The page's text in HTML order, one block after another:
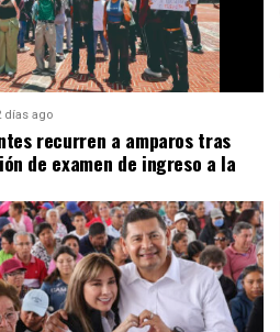
días ago
recurren a amparos tras
de examen de ingreso a la